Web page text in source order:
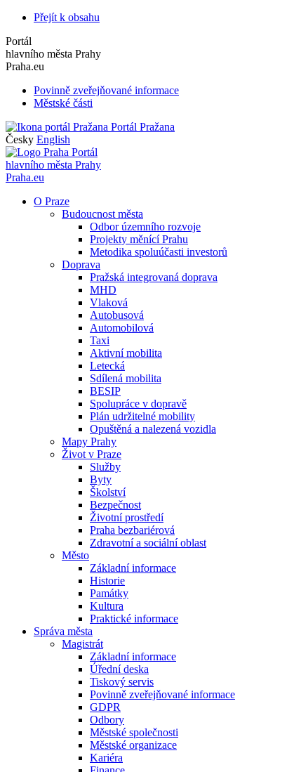
Přejít k obsahu
Portál
hlavního města Prahy
Praha.eu
Povinně zveřejňované informace
Městské části
Portál Pražana
Česky English
Portál
hlavního města Prahy
Praha.eu
O Praze
Budoucnost města
Odbor územního rozvoje
Projekty měnící Prahu
Metodika spoluúčasti investorů
Doprava
Pražská integrovaná doprava
MHD
Vlaková
Autobusová
Automobilová
Taxi
Aktivní mobilita
Letecká
Sdílená mobilita
BESIP
Spolupráce v dopravě
Plán udržitelné mobility
Opuštěná a nalezená vozidla
Mapy Prahy
Život v Praze
Služby
Byty
Školství
Bezpečnost
Životní prostředí
Praha bezbariérová
Zdravotní a sociální oblast
Město
Základní informace
Historie
Památky
Kultura
Praktické informace
Správa města
Magistrát
Základní informace
Úřední deska
Tiskový servis
Povinně zveřejňované informace
GDPR
Odbory
Městské společnosti
Městské organizace
Kariéra